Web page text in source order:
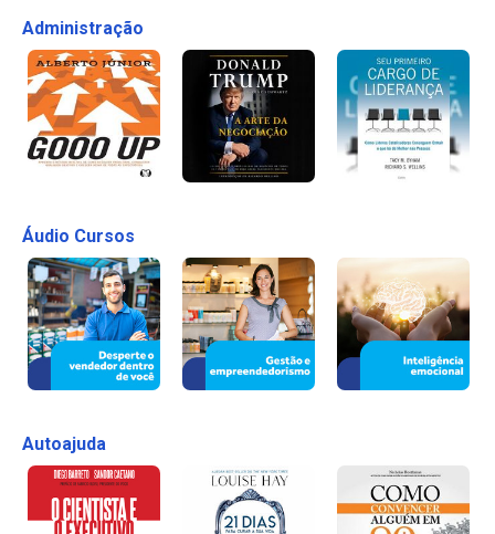
Administração
Áudio Cursos
Autoajuda